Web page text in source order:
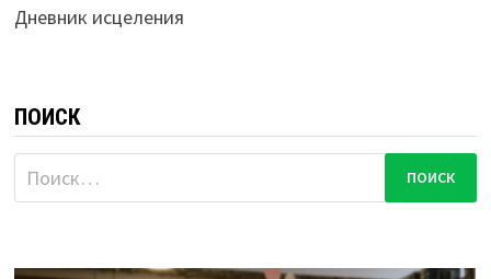
Дневник исцеления
ПОИСК
Найти: